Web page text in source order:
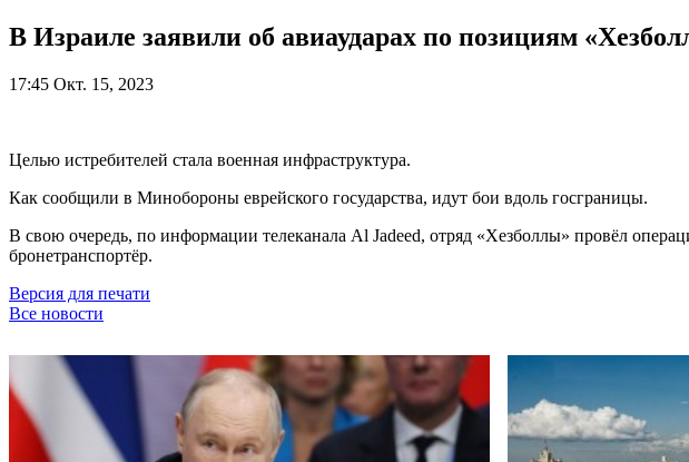
В Израиле заявили об авиаударах по позициям
17:45 Окт. 15, 2023
Целью истребителей стала военная инфраструктура.
Как сообщили в Минобороны еврейского государства, идут бои вдоль госграницы.
В свою очередь, по информации телеканала Al Jadeed, отряд «Хезболлы» провёл
бронетранспортёр.
Версия для печати
Все новости